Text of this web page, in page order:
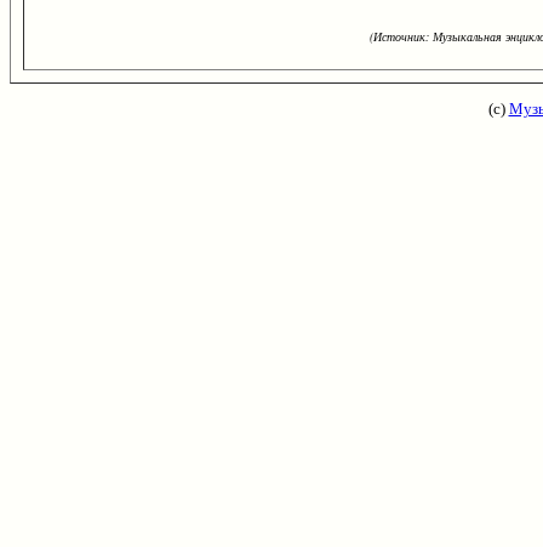
(Источник: Музыкальная
(с)